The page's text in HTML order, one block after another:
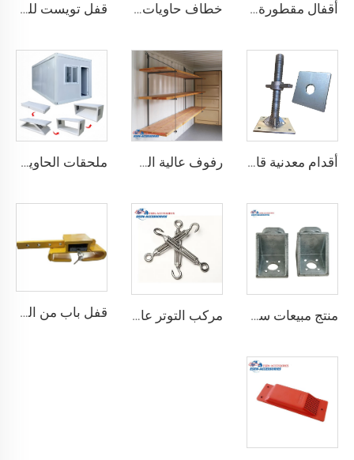
أقفال مقطورة حاويات الشحن البحري شديدة التحمل من Squire، أقفال أمان عالية الأمان، مقاس قفل للحاويات خطاف حاويات المصنع من النوع المستقيم الأيسر/الأيمن مصنوع من سبائك الفولاذ لرفع الحاويات قفل تويست للحاويات الشحنية ISO من الأسفل ومن الجانب & قفل زاوية لتثبيت البضائع
أقدام معدنية قابلة للتعديل لتسوية حاويات الشحن الثقيلة من 75 مم حتى 260 مم بسعة تحمل 12000 كجم رفوف عالية الجودة لحاويات الشحن تعليق رفوف لحاويات الشحن البحرية ملحقات الحاوية المصنوعة في الصين مستقرة وجودتها عالية، منزل حاوية قابل للطي مسبقاً
منتج مبيعات ساخنة معدات ربط حاوية الزاوية القفل مركب التوتر عالي الجودة القياسية وفقًا لمعيار ISO للحاويات قفل باب من الصلب المقوى درجة أمان أفضل قفل شحن حاوية مع 4 مفاتيح